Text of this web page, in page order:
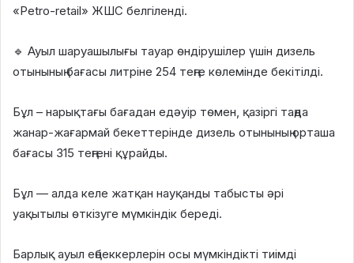
«Petro-retail» ЖШС белгіленді.
🔹 Ауыл шаруашылығы тауар өндірушілер үшін дизель
отынының бағасы литріне 254 теңге көлемінде бекітілді.
Бұл – нарықтағы бағадан едәуір төмен, қазіргі таңда
жанар-жағармай бекеттерінде дизель отынының орташа
бағасы 315 теңгені құрайды.
Бұл — алда келе жатқан науқанды табысты әрі
уақытылы өткізуге мүмкіндік береді.
Барлық ауыл еңбеккерлерін осы мүмкіндікті тиімді